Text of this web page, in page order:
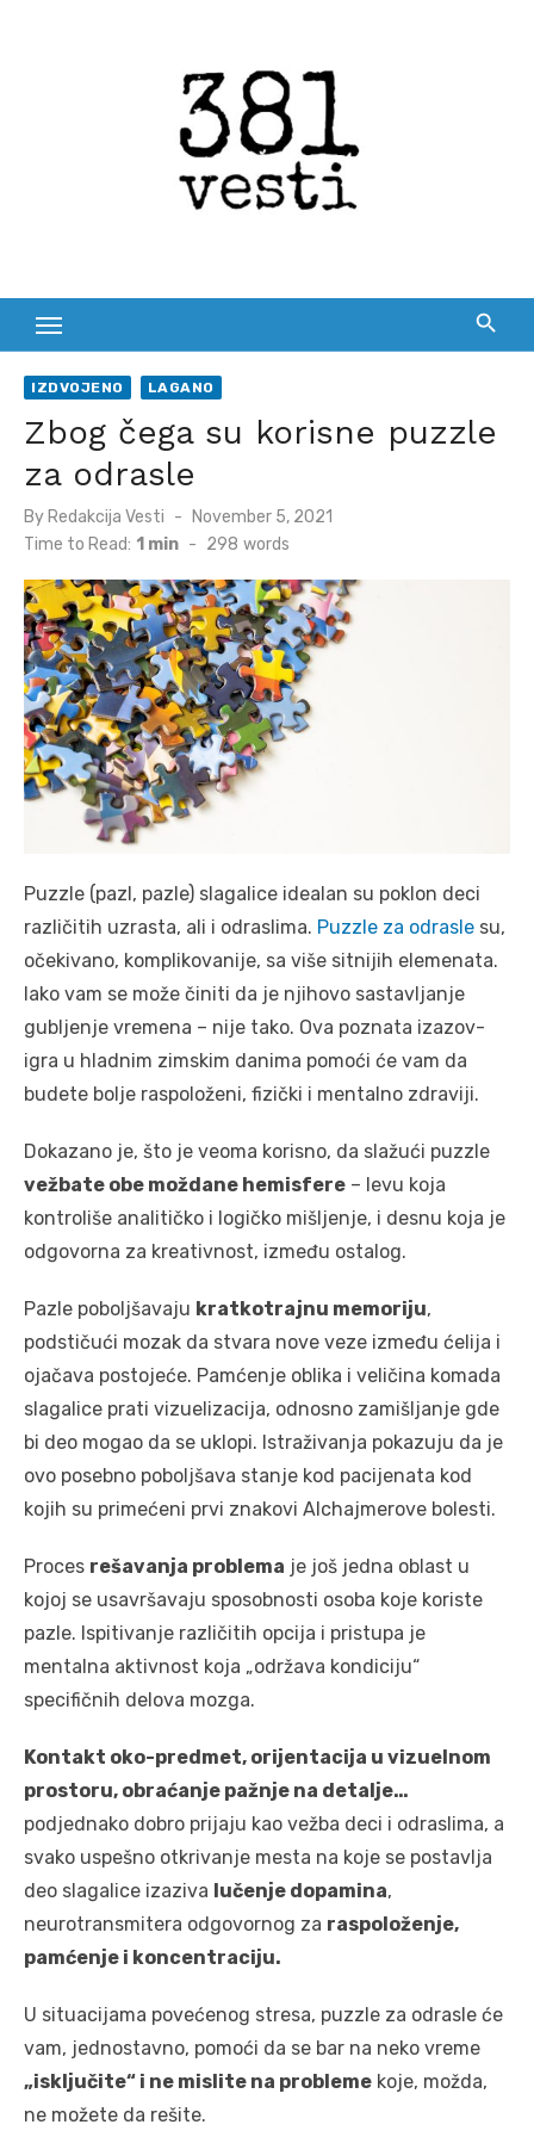
IZDVOJENO LAGANO
Zbog čega su korisne puzzle
za odrasle
By Redakcija Vesti
Posted
on
November 5, 2021
Time to Read: 1 min - 298 words
Puzzle (pazl, pazle) slagalice idealan su poklon deci
različitih uzrasta, ali i odraslima. Puzzle za odrasle su,
očekivano, komplikovanije, sa više sitnijih elemenata.
Iako vam se može činiti da je njihovo sastavljanje
gubljenje vremena – nije tako. Ova poznata izazov-
igra u hladnim zimskim danima pomoći će vam da
budete bolje raspoloženi, fizički i mentalno zdraviji.
Dokazano je, što je veoma korisno, da slažući puzzle
vežbate obe moždane hemisfere – levu koja
kontroliše analitičko i logičko mišljenje, i desnu koja je
odgovorna za kreativnost, između ostalog.
Pazle poboljšavaju kratkotrajnu memoriju,
podstičući mozak da stvara nove veze između ćelija i
ojačava postojeće. Pamćenje oblika i veličina komada
slagalice prati vizuelizacija, odnosno zamišljanje gde
bi deo mogao da se uklopi. Istraživanja pokazuju da je
ovo posebno poboljšava stanje kod pacijenata kod
kojih su primećeni prvi znakovi Alchajmerove bolesti.
Proces rešavanja problema je još jedna oblast u
kojoj se usavršavaju sposobnosti osoba koje koriste
pazle. Ispitivanje različitih opcija i pristupa je
mentalna aktivnost koja „održava kondiciju“
specifičnih delova mozga.
Kontakt oko-predmet, orijentacija u vizuelnom
prostoru, obraćanje pažnje na detalje…
podjednako dobro prijaju kao vežba deci i odraslima, a
svako uspešno otkrivanje mesta na koje se postavlja
deo slagalice izaziva lučenje dopamina,
neurotransmitera odgovornog za raspoloženje,
pamćenje i koncentraciju.
U situacijama povećenog stresa, puzzle za odrasle će
vam, jednostavno, pomoći da se bar na neko vreme
„isključite“ i ne mislite na probleme koje, možda,
ne možete da rešite.